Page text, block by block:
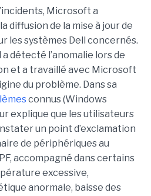
Microsoft a
diffusion de la mise à jour de
les systèmes Dell concernés.
détecté l’anomalie lors de
et a travaillé avec Microsoft
du problème. Dans sa
connus (Windows
explique que les utilisateurs
un point d’exclamation
de périphériques au
accompagné dans certains
excessive,
anormale, baisse des